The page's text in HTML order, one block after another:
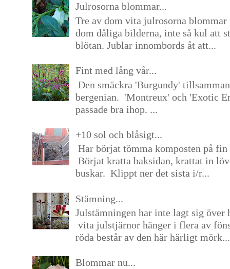
Julrosorna blommar...
Tre av dom vita julrosorna blommar
dom dåliga bilderna, inte så kul att
blötan. Jublar innombords åt att...
Fint med lång vår...
Den smäckra 'Burgundy'
bergenian. 'Montreux' och 'Exotic
passade bra ihop. ...
+10 sol och blåsigt...
Har börjat tömma komposten på
Börjat kratta baksidan, krattat in
buskar. Klippt ner det sista i/r...
Stämning...
Julstämningen har inte lagt sig över
vita julstjärnor hänger i flera av
röda består av den här härligt mörk...
Blommar nu...